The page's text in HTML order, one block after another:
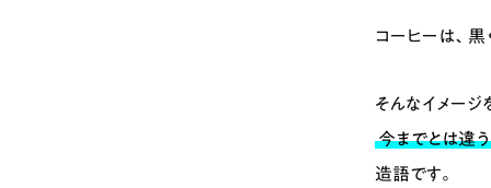
コーヒーは、
そんなイメージ
今までとは違
造語です。